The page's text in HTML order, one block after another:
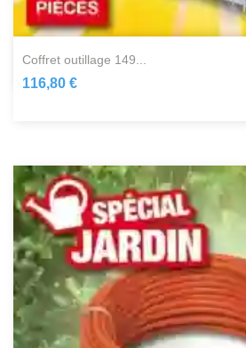
coffret outillage 149...
116,80 €